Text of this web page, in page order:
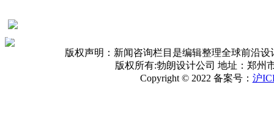
版权声明：新闻咨询栏目是编辑整理全球前沿
版权所有:勃朗设计公司 地址：郑州
Copyright © 2022 备案号： 沪